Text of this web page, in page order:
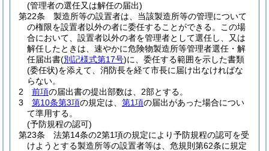
(管理者の選任又は解任の届出)
第22条
製造所等の設置者は、当該製造所等の管理について
の権限を設置者以外の者に委任することができる。
この場
合において、設置者以外の者を管理者として選任し、又は
解任したときは、速やかに危険物製造所等管理者選任・解
任届出書(別記様式第17号)に、委任する範囲を示した書類
(委任状)を添えて、消防長を経て市長に届け出なければな
らない。
2
前項の届出書の提出部数は、2部とする。
3
第10条第3項の規定は、 第1項の届出があった場合につい
て準用する。
(予防規程の認可)
第23条
法第14条の2第1項の規定により予防規程の認可を受
けようとする製造所等の設置者等は、危規則第62条に規定